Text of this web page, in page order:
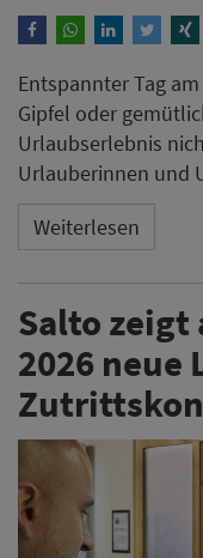
Salto zeigt
2026 neue